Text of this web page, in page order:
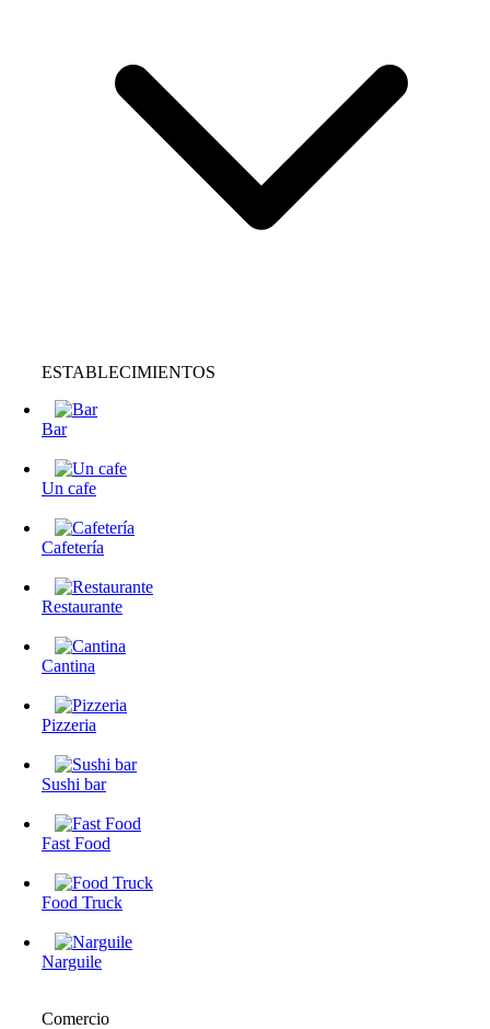
ESTABLECIMIENTOS
Bar
Un cafe
Cafetería
Restaurante
Cantina
Pizzeria
Sushi bar
Fast Food
Food Truck
Narguile
Comercio